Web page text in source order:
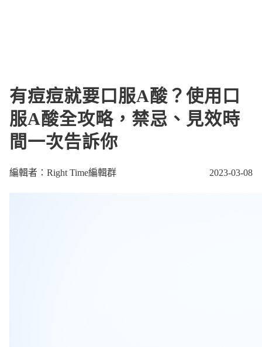
有痘痘就要口服A酸？使用口
服A酸全攻略，禁忌、見效時
間一次告訴你
編輯者：Right Time編輯群 2023-03-08